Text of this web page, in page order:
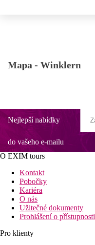
Mapa - Winklern
Nejlepší nabídky
do vašeho e-mailu
O EXIM tours
Kontakt
Pobočky
Kariéra
O nás
Užitečné dokumenty
Prohlášení o přístupnosti
Pro klienty